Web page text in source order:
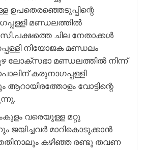
ഉപതെരഞ്ഞെടുപ്പിന്റെ
മണ്ഡലത്തിൽ
ചില നേതാക്കൾ
നിയോജക മണ്ഡലം
ലോക്സഭാ മണ്ഡലത്തിൽ നിന്ന്
കരുനാഗപ്പള്ളി
ആറായിരത്തോളം വോട്ടിന്റെ
വരെയുള്ള മറ്റു
ജയിച്ചവർ മാറികൊടുക്കാൻ
കഴിഞ്ഞ രണ്ടു തവണ